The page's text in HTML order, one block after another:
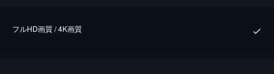
フルHD画質 / 4K画質